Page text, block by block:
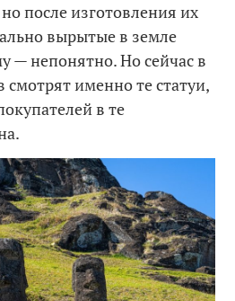
после изготовления их
вырытые в земле
— непонятно. Но сейчас в
смотрят именно те статуи,
в те